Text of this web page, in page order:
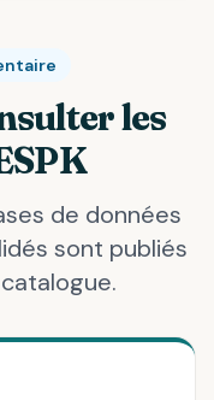
les
de données
sont publiés